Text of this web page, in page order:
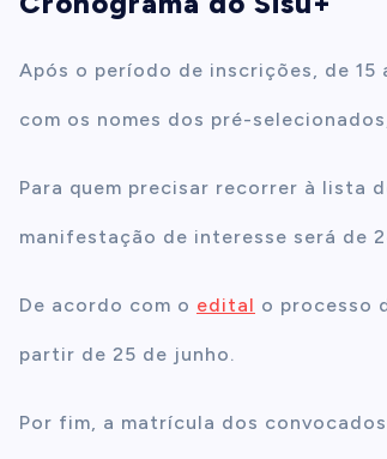
Após o período de inscrições, de
com os nomes dos pré-
Para quem precisar recorrer à lista
manifestação de interesse será de
De acordo com o edital o processo
partir de 25 de junho.
Por fim, a matrícula dos